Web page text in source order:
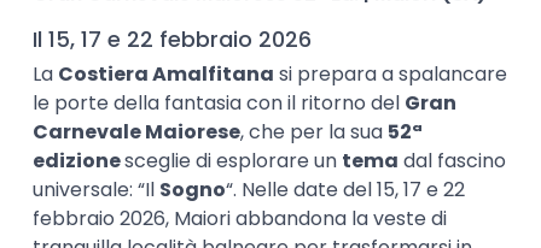
Il 15, 17 e 22 febbraio 2026
La Costiera Amalfitana si prepara a spalancare
le porte della fantasia con il ritorno del Gran
Carnevale Maiorese, che per la sua 52ª
edizionesceglie di esplorare un tema dal fascino
universale: “Il Sogno“. Nelle date del 15, 17 e 22
febbraio 2026, Maiori abbandona la veste di